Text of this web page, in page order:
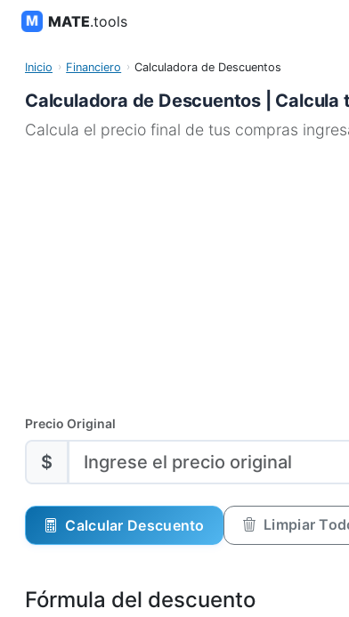
MATE.tools
Inicio Financiero Calculadora de Descuentos
Calculadora de Descuentos | Calcula
Calcula el precio final de tus compras
Precio Original
$
Calcular Descuento Limpiar
Fórmula del descuento